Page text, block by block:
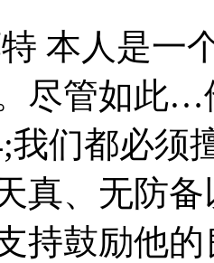
本人是一
尽管如此…
我们都必须
真、无防
持鼓励他